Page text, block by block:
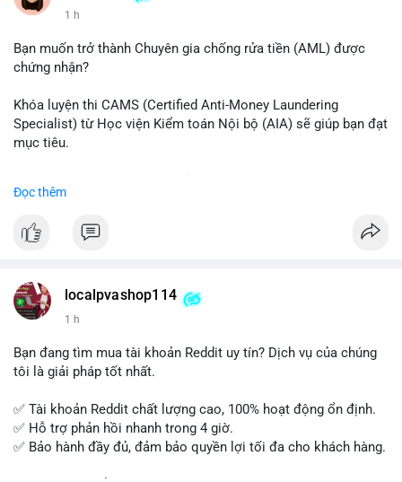
1 h
Bạn muốn trở thành Chuyên gia chống rửa tiền (AML) được
chứng nhận?
Khóa luyện thi CAMS (Certified Anti-Money Laundering
Specialist) từ Học viện Kiểm toán Nội bộ (AIA) sẽ giúp bạn đạt
mục tiêu.
gồm tài liệu toàn diện, câu hỏi thực hành, bài thi thử sát thực
Đăng ký ngay hôm nay để nâng cao năng lực và mở rộng cơ
Đọc thêm
localpvashop114
1 h
Bạn đang tìm mua tài khoản Reddit uy tín? Dịch vụ của chúng
tôi là giải pháp tốt nhất.
✅ Tài khoản Reddit chất lượng cao, 100% hoạt động ổn định.
✅ Hỗ trợ phản hồi nhanh trong 4 giờ.
✅ Bảo hành đầy đủ, đảm bảo quyền lợi tối đa cho khách hàng.